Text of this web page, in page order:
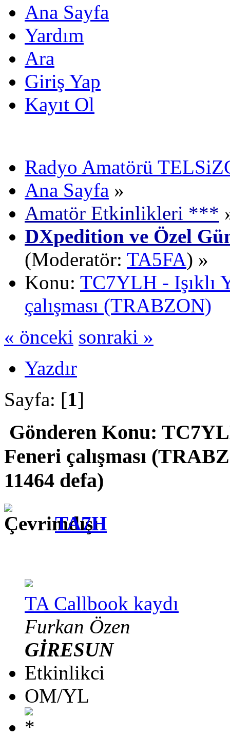
Ana Sayfa
Yardım
Ara
Giriş Yap
Kayıt Ol
Radyo Amatörü
Ana Sayfa »
Amatör Etkinlikleri ***
DXpedition ve Özel
(Moderatör: TA5FA) »
Konu: TC7YLH - Işıklı
çalışması (TRABZON)
« önceki sonraki »
Yazdır
Sayfa: [1]
Gönderen Konu:
Feneri çalışması
11464 defa)
TA7H
TA Callbook kaydı
Furkan Özen
GİRESUN
Etkinlikci
OM/YL